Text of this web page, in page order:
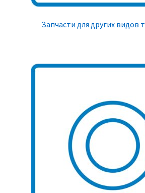
Запчасти для других видов